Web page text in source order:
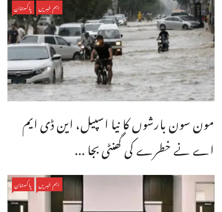
اہم خبریں پاکستان
مون سون بارشوں کا نیا اسپیل، این ڈی ایم
اے نے خطرے کی گھنٹی بجا ...
اہم خبریں پاکستان